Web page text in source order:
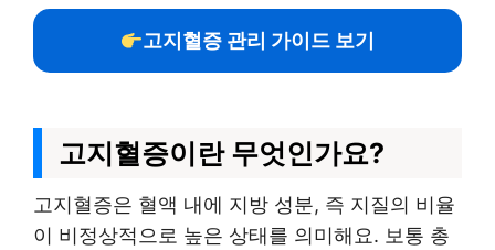
고지혈증 관리 가이드 보기
고지혈증이란 무엇인가요?
고지혈증은 혈액 내에 지방 성분, 즉 지질의 비율
이 비정상적으로 높은 상태를 의미해요. 보통 총